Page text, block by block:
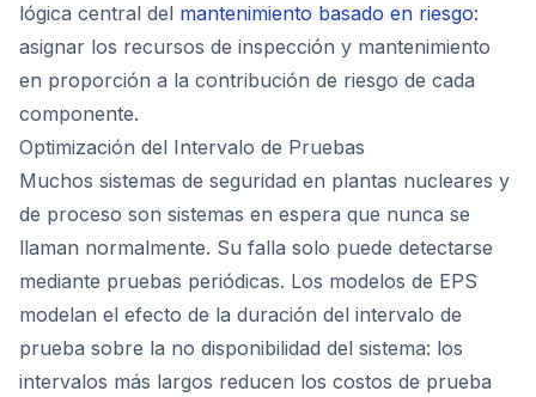
lógica central del mantenimiento basado en riesgo:
asignar los recursos de inspección y mantenimiento
en proporción a la contribución de riesgo de cada
componente.
Optimización del Intervalo de Pruebas
Muchos sistemas de seguridad en plantas nucleares y
de proceso son sistemas en espera que nunca se
llaman normalmente. Su falla solo puede detectarse
mediante pruebas periódicas. Los modelos de EPS
modelan el efecto de la duración del intervalo de
prueba sobre la no disponibilidad del sistema: los
intervalos más largos reducen los costos de prueba